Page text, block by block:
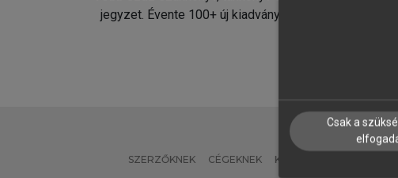
jegyzet. Évente 100+ új kiadvány.
SZERZŐKNEK CÉGEKNEK KÖNYVTÁROSOKNAK
Csak a